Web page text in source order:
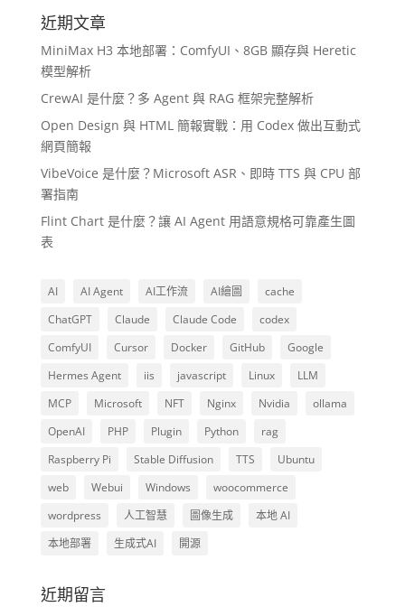
近期文章
MiniMax H3 本地部署：ComfyUI、8GB 顯存與 Heretic
模型解析
CrewAI 是什麼？多 Agent 與 RAG 框架完整解析
Open Design 與 HTML 簡報實戰：用 Codex 做出互動式
網頁簡報
VibeVoice 是什麼？Microsoft ASR、即時 TTS 與 CPU 部
署指南
Flint Chart 是什麼？讓 AI Agent 用語意規格可靠產生圖
表
AI AI Agent AI工作流 AI繪圖
cache
ChatGPT
Claude Claude Code
codex
ComfyUI
Cursor Docker GitHub
Google
Hermes Agent
iis javascript Linux
LLM
MCP
Microsoft NFT Nginx Nvidia
ollama
OpenAI
PHP Plugin Python
rag
Raspberry Pi
Stable Diffusion TTS
Ubuntu
web
Webui Windows
woocommerce
wordpress
人工智慧 圖像生成
本地 AI
本地部署
生成式AI 開源
近期留言